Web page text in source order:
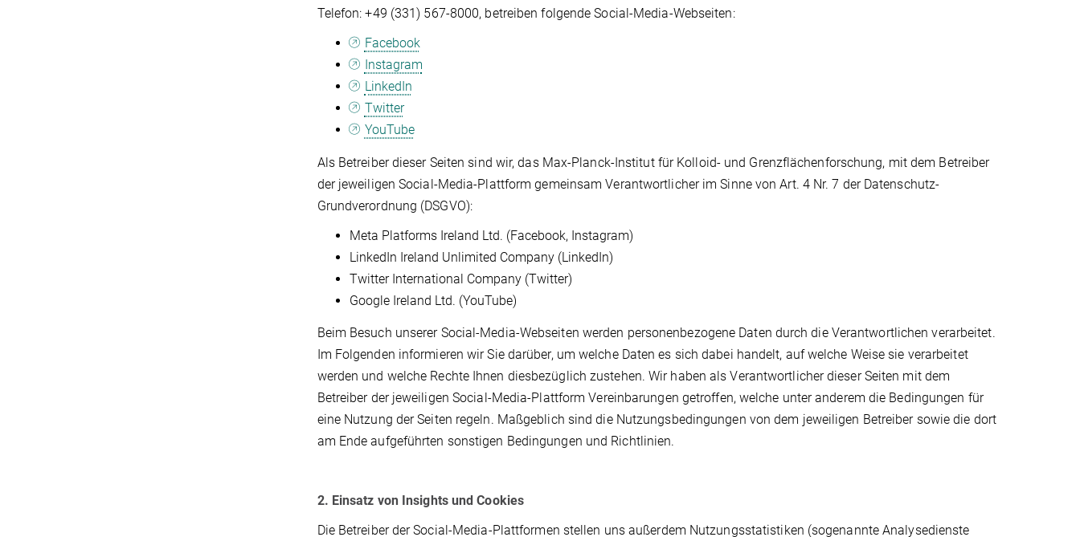
Telefon: +49 (331) 567-8000, betreiben folgende Social-Media-Webseiten:
Facebook
Instagram
LinkedIn
Twitter
YouTube
Als Betreiber dieser Seiten sind wir, das Max-Planck-Institut für Kolloid- und Grenzflächenforschung, mit dem Betreiber
der jeweiligen Social-Media-Plattform gemeinsam Verantwortlicher im Sinne von Art. 4 Nr. 7 der Datenschutz-
Grundverordnung (DSGVO):
Meta Platforms Ireland Ltd. (Facebook, Instagram)
LinkedIn Ireland Unlimited Company (LinkedIn)
Twitter International Company (Twitter)
Google Ireland Ltd. (YouTube)
Beim Besuch unserer Social-Media-Webseiten werden personenbezogene Daten durch die Verantwortlichen verarbeitet.
Im Folgenden informieren wir Sie darüber, um welche Daten es sich dabei handelt, auf welche Weise sie verarbeitet
werden und welche Rechte Ihnen diesbezüglich zustehen. Wir haben als Verantwortlicher dieser Seiten mit dem
Betreiber der jeweiligen Social-Media-Plattform Vereinbarungen getroffen, welche unter anderem die Bedingungen für
eine Nutzung der Seiten regeln. Maßgeblich sind die Nutzungsbedingungen von dem jeweiligen Betreiber sowie die dort
am Ende aufgeführten sonstigen Bedingungen und Richtlinien.
2. Einsatz von Insights und Cookies
Die Betreiber der Social-Media-Plattformen stellen uns außerdem Nutzungsstatistiken (sogenannte Analysedienste